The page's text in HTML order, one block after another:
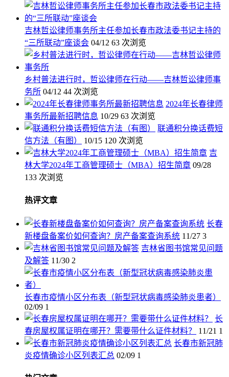
吉林哲讼律师事务所主任参加长春市政法委书记主持的
“三所联动”座谈会 04/12 63 次浏览
乡村普法进行时，哲讼律师在行动——吉林哲讼律师事
务所 04/12 44 次浏览
2024年长春律师
事务所最新招聘信息 10/29 63 次浏览
联通积分换话费短
信方法（有图）
10/15 120 次浏览
吉
林大学2024年工商管理硕士（MBA）招生简章 09/28
133 次浏览
热评文章
长春
新楼盘备案价如何查询？房产备案查询系统 11/27 3
吉林省图书馆常见问题
及解答 11/30 2
长春市疫情小区分布表（新型冠状病毒感染肺炎患者）
02/09 1
长
春房屋权属证明在哪开？需要带什么证件材料？
11/21 1
长春市新冠肺
炎疫情确诊小区列表汇总 02/09 1